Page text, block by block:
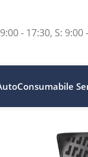
- 17:30, S: 9:00
Consumabile